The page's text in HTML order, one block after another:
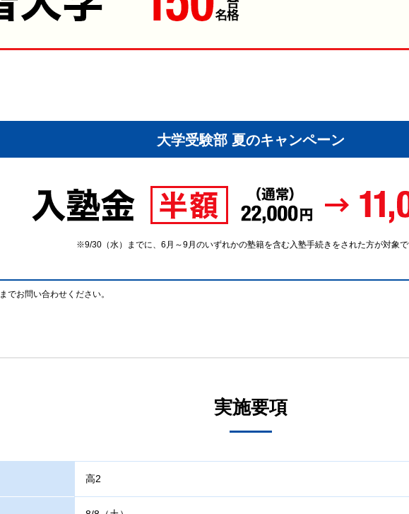
大学受験部 夏のキャンペーン
9/30（水）までに、6月～9月のいずれかの塾籍を含む入塾手続きをされた方が対象
までお問い合わせください。
実施要項
高2